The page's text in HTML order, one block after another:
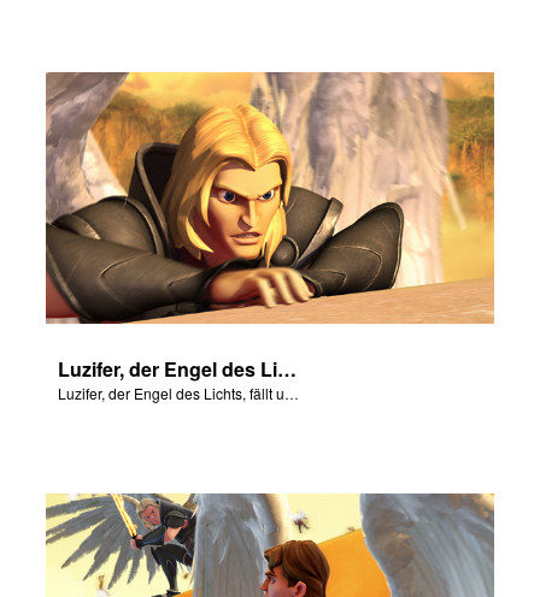
Luzifer, der Engel des Lichts, fällt und wird zum Satan.
Luzifer, der Engel des Lichts, fällt und wird zum Satan.